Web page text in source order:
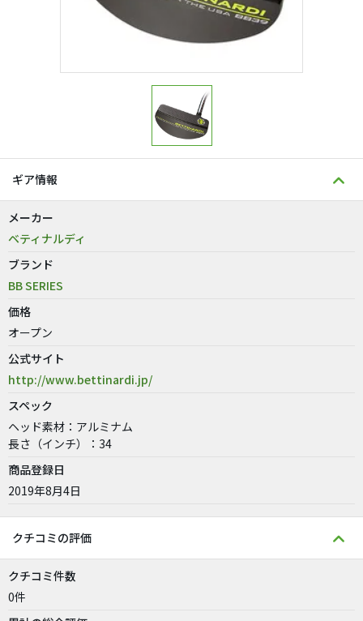
ギア情報
メーカー
ベティナルディ
ブランド
BB SERIES
価格
オープン
公式サイト
http://www.bettinardi.jp/
スペック
ヘッド素材：アルミナム
長さ（インチ）：34
商品登録日
2019年8月4日
クチコミの評価
クチコミ件数
0件